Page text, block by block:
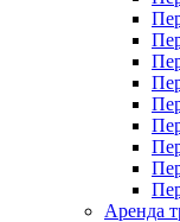
Аренда